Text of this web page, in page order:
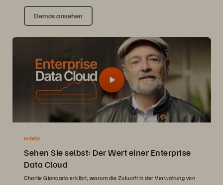
Demos ansehen
VIDEO
Sehen Sie selbst: Der Wert einer Enterprise
Data Cloud
Charlie Giancarlo erklärt, warum die Zukunft in der Verwaltung von